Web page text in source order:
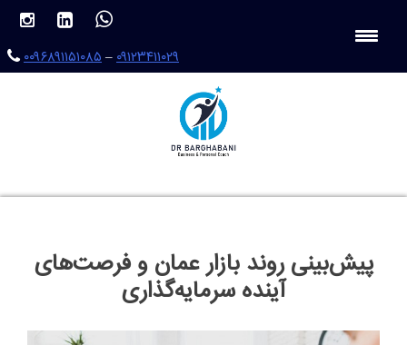
۰۰۹۶۸۹۱۱۵۱۰۸۵–۰۹۱۲۳۴۱۱۰۲۹
پیش‌بینی روند بازار عمان و فرصت‌های
آینده سرمایه‌گذاری